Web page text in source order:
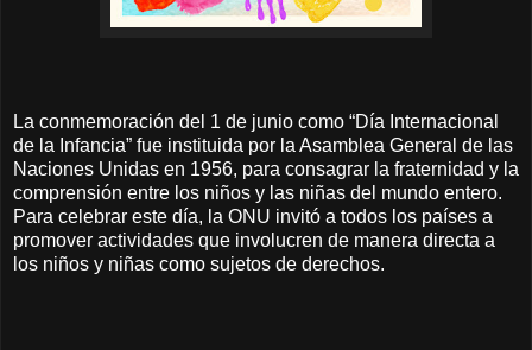
La conmemoración del 1 de junio como “Día Internacional
de la Infancia” fue instituida por la Asamblea General de las
Naciones Unidas en 1956, para consagrar la fraternidad y la
comprensión entre los niños y las niñas del mundo entero.
Para celebrar este día, la ONU invitó a todos los países a
promover actividades que involucren de manera directa a
los niños y niñas como sujetos de derechos.